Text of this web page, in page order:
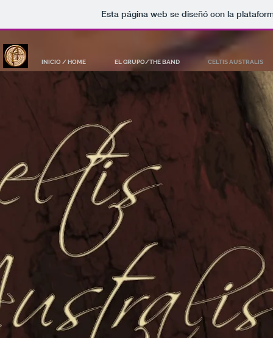
Esta página web se diseñó con la
INICIO / HOME EL GRUPO/THE BAND CELTIS AUSTRALIS